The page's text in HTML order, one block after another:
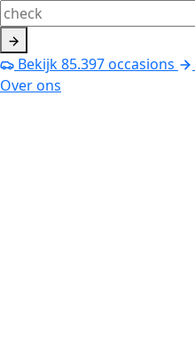
Bekijk85.397occasions
Over ons